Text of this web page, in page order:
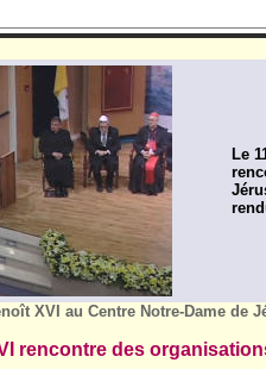
Le
XVI au Centre Notre-Dame de
rencontre des